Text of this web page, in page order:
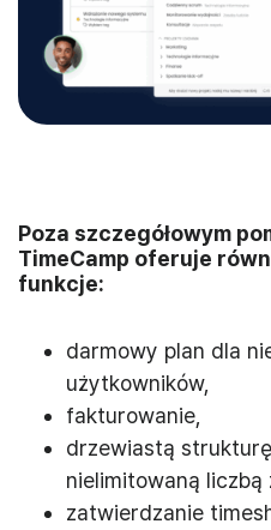
Poza szczegółowym
TimeCamp oferuje
funkcje:
darmowy plan dla
użytkowników,
fakturowanie,
drzewiastą
nielimitowaną liczbą
zatwierdzanie